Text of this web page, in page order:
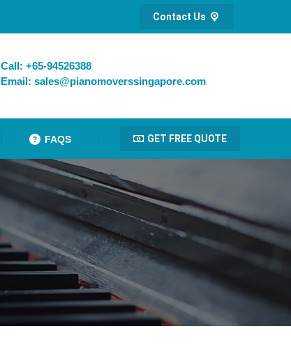
Contact Us
Call: +65-94526388
Email: sales@pianomoverssingapore.com
FAQS GET FREE QUOTE